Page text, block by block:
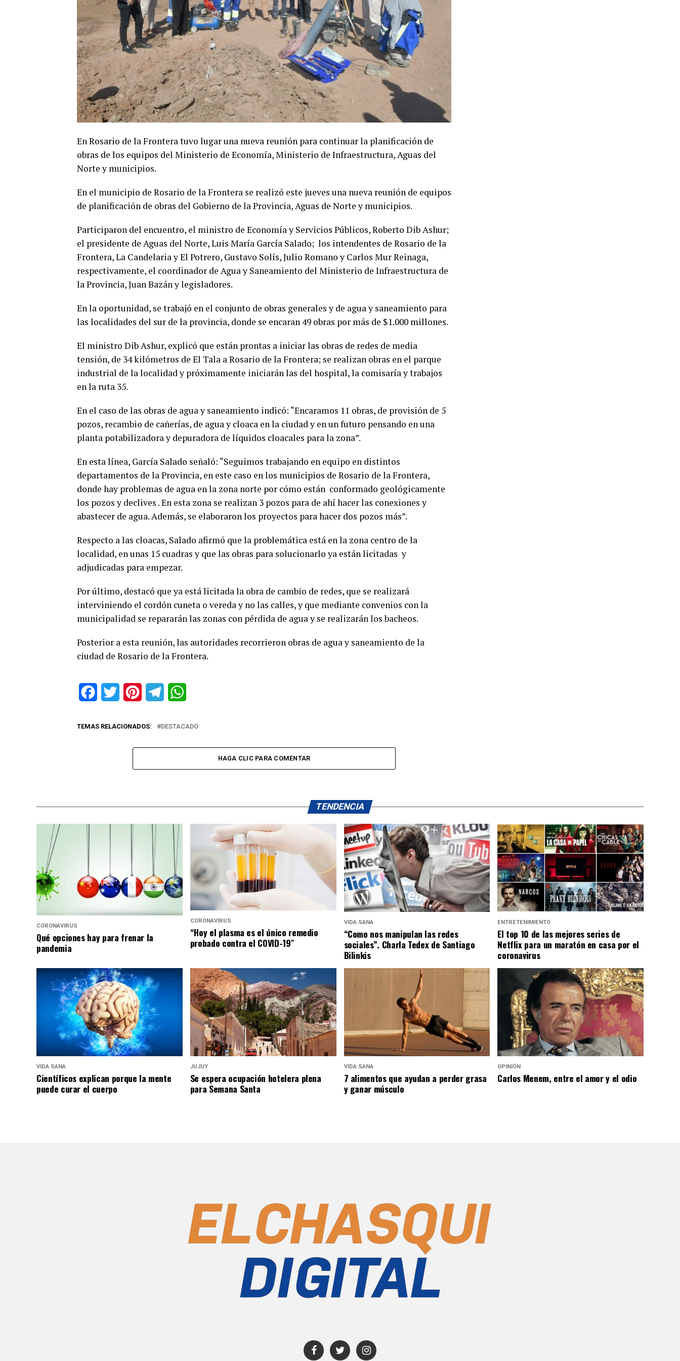
En Rosario de la Frontera tuvo lugar una nueva reunión para continuar la planificación de
obras de los equipos del Ministerio de Economía, Ministerio de Infraestructura, Aguas del
Norte y municipios.
En el municipio de Rosario de la Frontera se realizó este jueves una nueva reunión de equipos
de planificación de obras del Gobierno de la Provincia, Aguas de Norte y municipios.
Participaron del encuentro, el ministro de Economía y Servicios Públicos, Roberto Dib Ashur;
el presidente de Aguas del Norte, Luis María García Salado; los intendentes de Rosario de la
Frontera, La Candelaria y El Potrero, Gustavo Solís, Julio Romano y Carlos Mur Reinaga,
respectivamente, el coordinador de Agua y Saneamiento del Ministerio de Infraestructura de
la Provincia, Juan Bazán y legisladores.
En la oportunidad, se trabajó en el conjunto de obras generales y de agua y saneamiento para
las localidades del sur de la provincia, donde se encaran 49 obras por más de $1.000 millones.
El ministro Dib Ashur, explicó que están prontas a iniciar las obras de redes de media
tensión, de 34 kilómetros de El Tala a Rosario de la Frontera; se realizan obras en el parque
industrial de la localidad y próximamente iniciarán las del hospital, la comisaría y trabajos
en la ruta 35.
En el caso de las obras de agua y saneamiento indicó: “Encaramos 11 obras, de provisión de 5
pozos, recambio de cañerías, de agua y cloaca en la ciudad y en un futuro pensando en una
planta potabilizadora y depuradora de líquidos cloacales para la zona”.
En esta línea, García Salado señaló: “Seguimos trabajando en equipo en distintos
departamentos de la Provincia, en este caso en los municipios de Rosario de la Frontera,
donde hay problemas de agua en la zona norte por cómo están conformado geológicamente
los pozos y declives . En esta zona se realizan 3 pozos para de ahí hacer las conexiones y
abastecer de agua. Además, se elaboraron los proyectos para hacer dos pozos más”.
Respecto a las cloacas, Salado afirmó que la problemática está en la zona centro de la
localidad, en unas 15 cuadras y que las obras para solucionarlo ya están licitadas y
adjudicadas para empezar.
Por último, destacó que ya está licitada la obra de cambio de redes, que se realizará
interviniendo el cordón cuneta o vereda y no las calles, y que mediante convenios con la
municipalidad se repararán las zonas con pérdida de agua y se realizarán los bacheos.
Posterior a esta reunión, las autoridades recorrieron obras de agua y saneamiento de la
ciudad de Rosario de la Frontera.
FacebookTwitter PinterestTelegram
TEMAS RELACIONADOS: DESTACADO
HAGA CLIC PARA COMENTAR
TENDENCIA
CORONAVIRUS
Qué opciones hay para frenar la
pandemia
CORONAVIRUS
“Hoy el plasma es el único remedio
probado contra el COVID-19″
VIDA SANA
“Como nos manipulan las redes
sociales”. Charla Tedex de Santiago
Bilinkis
ENTRETENIMIENTO
El top 10 de las mejores series de
Netflix para un maratón en casa por el
coronavirus
VIDA SANA
Científicos explican porque la mente
puede curar el cuerpo
JUJUY
Se espera ocupación hotelera plena
para Semana Santa
VIDA SANA
7 alimentos que ayudan a perder grasa
y ganar músculo
OPINIÓN
Carlos Menem, entre el amor y el odio